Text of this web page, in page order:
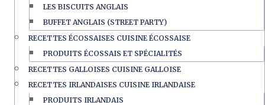
LES BISCUITS ANGLAIS
BUFFET ANGLAIS (STREET PARTY)
RECETTES ÉCOSSAISES CUISINE ÉCOSSAISE
PRODUITS ÉCOSSAIS ET SPÉCIALITÉS
RECETTES GALLOISES CUISINE GALLOISE
RECETTES IRLANDAISES CUISINE IRLANDAISE
PRODUITS IRLANDAIS